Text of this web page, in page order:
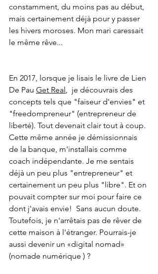
constamment, du moins pas au début,
mais certainement déjà pour y passer
les hivers moroses. Mon mari caressait
le même rêve...
En 2017, lorsque je lisais le livre de Lien
De Pau Get Real,  je découvrais des
concepts tels que "faiseur d'envies" et
"freedompreneur" (entrepreneur de
liberté). Tout devenait clair tout à coup.
Cette même année je démissionnais
de la banque, m'installais comme
coach indépendante. Je me sentais
déjà un peu plus "entrepreneur" et
certainement un peu plus "libre". Et on
pouvait compter sur moi pour faire ce
dont j'avais envie!  Sans aucun doute.
Toutefois, je n'arrêtais pas de rêver de
cette maison à l'étranger. Pourrais-je
aussi devenir un «digital nomad»
(nomade numérique ) ?